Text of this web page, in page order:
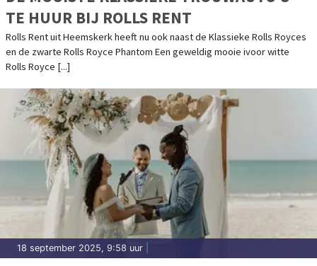
TE HUUR BIJ ROLLS RENT
Rolls Rent uit Heemskerk heeft nu ook naast de Klassieke Rolls Royces
en de zwarte Rolls Royce Phantom Een geweldig mooie ivoor witte
Rolls Royce [...]
18 september 2025, 9:58 uur